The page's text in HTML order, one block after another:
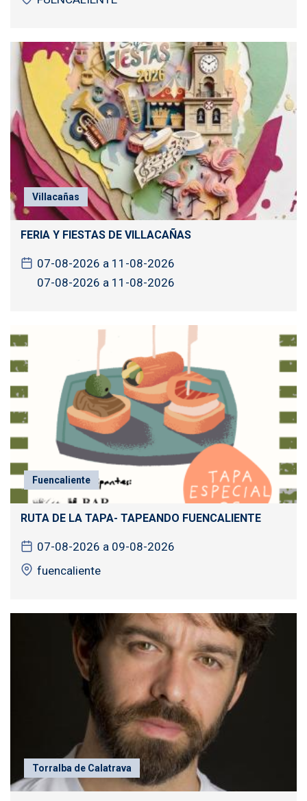
Villacañas
FERIA Y FIESTAS DE VILLACAÑAS
07-08-2026 a 11-08-2026
07-08-2026 a 11-08-2026
Fuencaliente
RUTA DE LA TAPA- TAPEANDO FUENCALIENTE
07-08-2026 a 09-08-2026
fuencaliente
Torralba de Calatrava